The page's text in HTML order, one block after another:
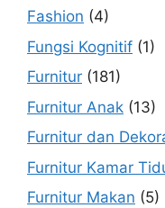
Fashion (4)
Fungsi Kognitif (1)
Furnitur (181)
Furnitur Anak (13)
Furnitur dan
Furnitur Kamar
Furnitur Makan (5)